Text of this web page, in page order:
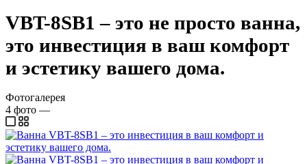
VBT-8SB1 – это не просто ванна,
это инвестиция в ваш комфорт
и эстетику вашего дома.
Фотогалерея
4 фото —